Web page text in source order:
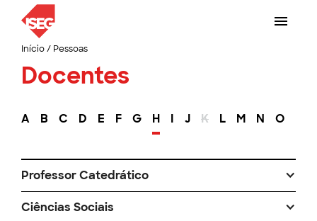
Início/ Pessoas
Docentes
A B C D E F G H I J K L M N O
Professor Catedrático
Ciências Sociais